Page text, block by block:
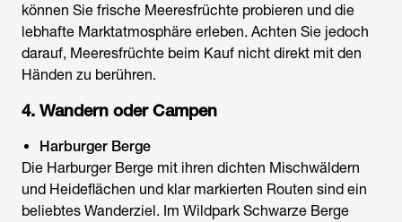
können Sie frische Meeresfrüchte probieren und die
lebhafte Marktatmosphäre erleben. Achten Sie jedoch
darauf, Meeresfrüchte beim Kauf nicht direkt mit den
Händen zu berühren.
4. Wandern oder Campen
Harburger Berge
Die Harburger Berge mit ihren dichten Mischwäldern
und Heideflächen und klar markierten Routen sind ein
beliebtes Wanderziel. Im Wildpark Schwarze Berge